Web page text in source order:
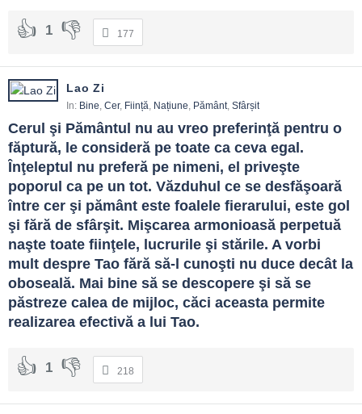
1 177
Lao Zi
In: Bine, Cer, Ființă, Națiune, Pământ, Sfârșit
Cerul şi Pământul nu au vreo preferinţă pentru o
făptură, le consideră pe toate ca ceva egal.
Înţeleptul nu preferă pe nimeni, el priveşte
poporul ca pe un tot. Văzduhul ce se desfăşoară
între cer şi pământ este foalele fierarului, este gol
şi fără de sfârşit. Mişcarea armonioasă perpetuă
naşte toate fiinţele, lucrurile şi stările. A vorbi
mult despre Tao fără să-l cunoşti nu duce decât la
oboseală. Mai bine să se descopere şi să se
păstreze calea de mijloc, căci aceasta permite
realizarea efectivă a lui Tao.
1 218